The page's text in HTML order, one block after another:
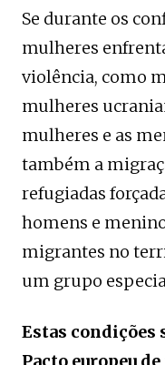
Se durante os
mulheres
violência, como
mulheres
mulheres e as
também a
refugiadas
homens e
migrantes no
um grupo
Estas condições